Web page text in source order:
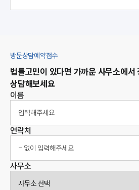
방문상담예약접수
법률고민이 있다면 가까운 사무소에서
상담해보세요
이름
연락처
사무소